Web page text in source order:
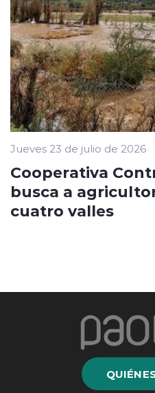
Jueves 23 de julio de 2026
Cooperativa
busca a
cuatro valles